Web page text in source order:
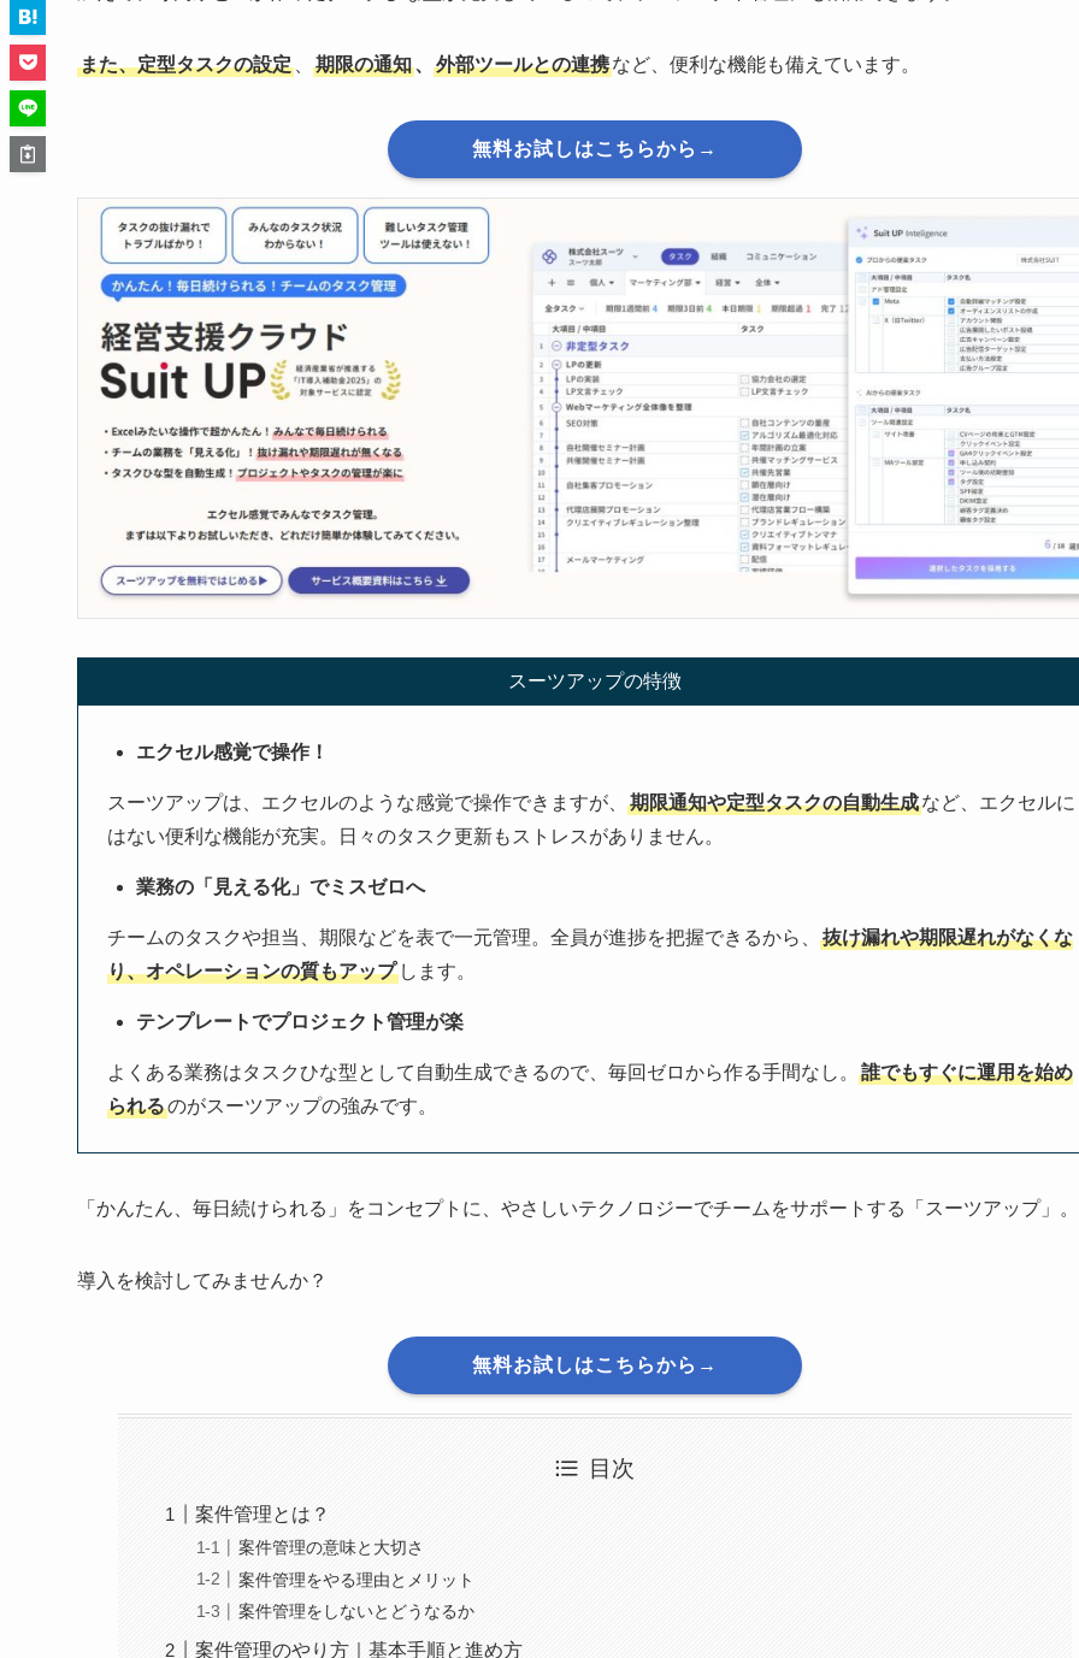
また、定型タスクの設定 期限の通知、 外部ツールとの連携など、便利な機能も備えています。
無料お試しはこちらから→
スーツアップの特徴
エクセル感覚で操作！
スーツアップは、エクセルのような感覚で操作できますが、 期限通知や定型タスクの自動生成など、エクセルに
はない便利な機能が充実。日々のタスク更新もストレスがありません。
業務の「見える化」でミスゼロへ
チームのタスクや担当、期限などを表で一元管理。全員が進捗を把握できるから、
抜け漏れや期限遅れがなくな
り、オペレーションの質もアップ します。
テンプレートでプロジェクト管理が楽
よくある業務はタスクひな型として自動生成できるので、毎回ゼロから作る手間なし。
誰でもすぐに運用を始め
られるのがスーツアップの強みです。
「かんたん、毎日続けられる」をコンセプトに、やさしいテクノロジーでチームをサポートする「スーツアップ」。
導入を検討してみませんか？
無料お試しはこちらから→
目次
案件管理とは？
案件管理の意味と大切さ
案件管理をやる理由とメリット
案件管理をしないとどうなるか
案件管理のやり方｜基本手順と進め方